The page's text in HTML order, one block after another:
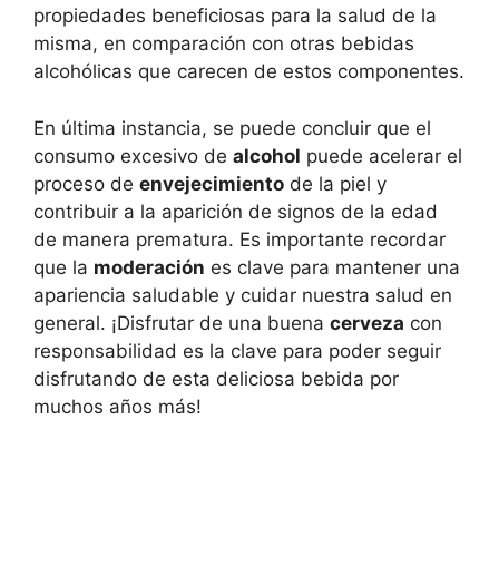
propiedades beneficiosas para la salud de la
misma, en comparación con otras bebidas
alcohólicas que carecen de estos componentes.
En última instancia, se puede concluir que el
consumo excesivo de alcohol puede acelerar el
proceso de envejecimiento de la piel y
contribuir a la aparición de signos de la edad
de manera prematura. Es importante recordar
que la moderación es clave para mantener una
apariencia saludable y cuidar nuestra salud en
general. ¡Disfrutar de una buena cerveza con
responsabilidad es la clave para poder seguir
disfrutando de esta deliciosa bebida por
muchos años más!